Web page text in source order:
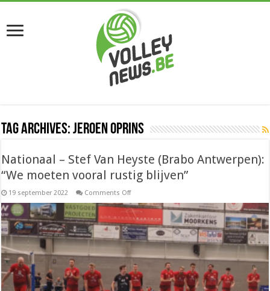
Tag Archives:Jeroen Oprins
Nationaal – Stef Van Heyste (Brabo Antwerpen):
“We moeten vooral rustig blijven”
19 september 2022 Comments Offon
–
Stef
Van
Heyste
(Brabo
Antwerpen):
“We
moeten
vooral
rustig
blijven”